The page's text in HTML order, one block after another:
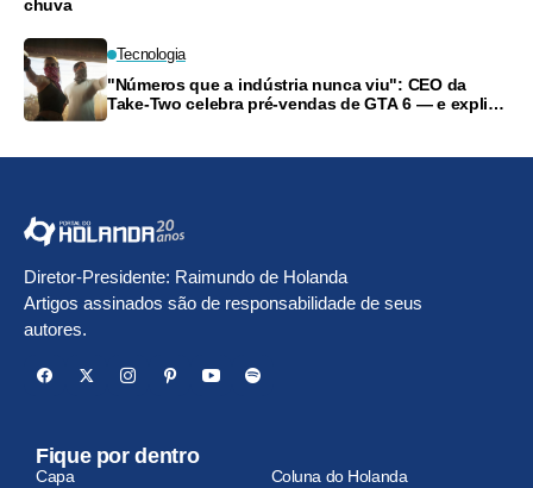
chuva
Tecnologia
"Números que a indústria nunca viu": CEO da
Take-Two celebra pré-vendas de GTA 6 — e explica
Diretor-Presidente: Raimundo de Holanda
Artigos assinados são de responsabilidade de seus
autores.
Fique por dentro
Capa
Coluna do Holanda